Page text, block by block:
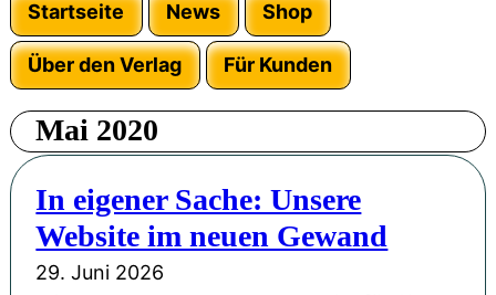
Startseite News Shop
Über den Verlag Für Kunden
Mai 2020
In eigener Sache: Unsere
Website im neuen Gewand
29. Juni 2026